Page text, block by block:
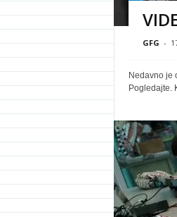
GFG -
Nedavno je
Pogledajte.